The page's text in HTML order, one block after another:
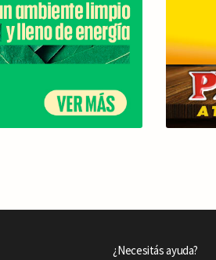
¿Necesitás ayuda?